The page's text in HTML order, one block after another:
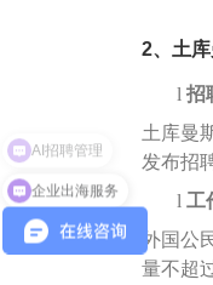
2、土
l 招
土库曼
发布招
l 工
外国公
量不超
企业出海服务